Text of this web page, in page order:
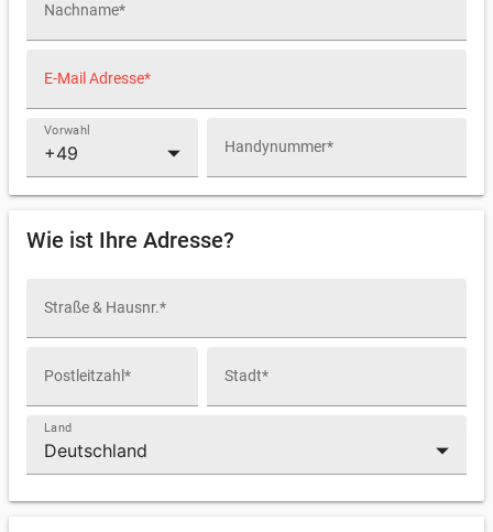
Nachname*
E-Mail Adresse*
Vorwahl
arrow_drop_down Handynummer*
Wie ist Ihre Adresse?
Straße & Hausnr.*
Postleitzahl* Stadt*
Land
arrow_drop_down